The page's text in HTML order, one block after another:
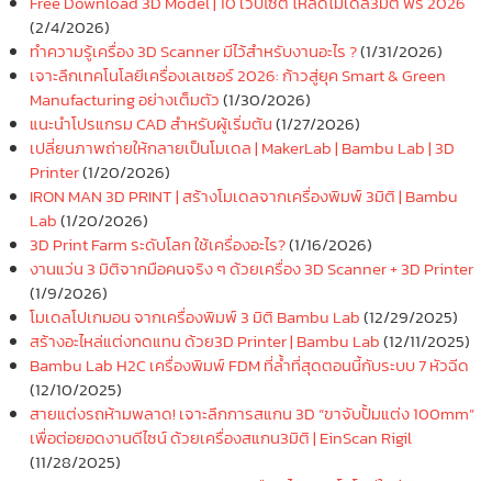
(2/4/2026)
ทำความรู้เครื่อง 3D Scanner มีไว้สำหรับงานอะไร ?(1/31/2026)
เจาะลึกเทคโนโลยีเครื่องเลเซอร์ 2026: ก้าวสู่ยุค Smart & Green
Manufacturing อย่างเต็มตัว(1/30/2026)
แนะนำโปรแกรม CAD สำหรับผู้เริ่มต้น(1/27/2026)
เปลี่ยนภาพถ่ายให้กลายเป็นโมเดล | MakerLab | Bambu Lab | 3D
Printer(1/20/2026)
IRON MAN 3D PRINT | สร้างโมเดลจากเครื่องพิมพ์ 3มิติ | Bambu
Lab(1/20/2026)
3D Print Farm ระดับโลก ใช้เครื่องอะไร?(1/16/2026)
งานแว่น 3 มิติจากมือคนจริง ๆ ด้วยเครื่อง 3D Scanner + 3D Printer
(1/9/2026)
โมเดลโปเกมอน จากเครื่องพิมพ์ 3 มิติ Bambu Lab(12/29/2025)
สร้างอะไหล่แต่งทดแทน ด้วย3D Printer | Bambu Lab(12/11/2025)
Bambu Lab H2C เครื่องพิมพ์ FDM ที่ล้ำที่สุดตอนนี้กับระบบ 7 หัวฉีด
(12/10/2025)
สายแต่งรถห้ามพลาด! เจาะลึกการสแกน 3D “ขาจับปั้มแต่ง 100mm”
เพื่อต่อยอดงานดีไซน์ ด้วยเครื่องสแกน3มิติ | EinScan Rigil
(11/28/2025)